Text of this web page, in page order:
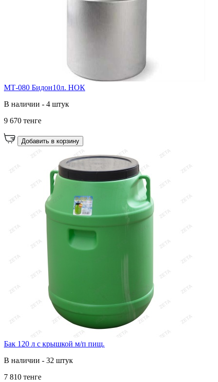
МТ-080 Бидон10л. НОК
В наличии - 4 штук
9 670 тенге
Добавить в корзину
Бак 120 л с крышкой м/п пищ.
В наличии - 32 штук
7 810 тенге